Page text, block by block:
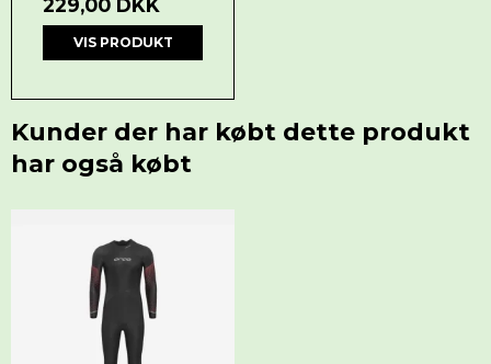
229,00 DKK
VIS PRODUKT
Kunder der har købt dette produkt
har også købt